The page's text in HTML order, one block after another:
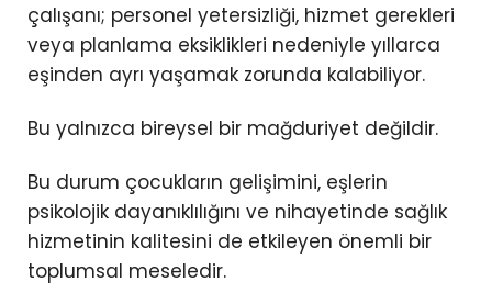
çalışanı; personel yetersizliği, hizmet gerekleri
veya planlama eksiklikleri nedeniyle yıllarca
eşinden ayrı yaşamak zorunda kalabiliyor.
Bu yalnızca bireysel bir mağduriyet değildir.
Bu durum çocukların gelişimini, eşlerin
psikolojik dayanıklılığını ve nihayetinde sağlık
hizmetinin kalitesini de etkileyen önemli bir
toplumsal meseledir.